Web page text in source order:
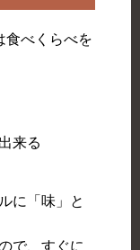
食べくらべを
来る
に「味」と
で、すぐに